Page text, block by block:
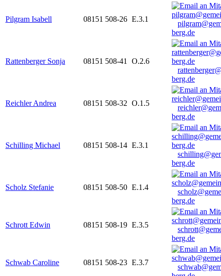
Pilgram Isabell 08151 508-26 E.3.1
berg.de
Rattenberger Sonja 08151 508-41
O.2.6
berg.de
Reichler Andrea 08151 508-32 O.1.5
berg.de
Schilling Michael 08151 508-14 E.3.1
berg.de
Scholz Stefanie 08151 508-50 E.1.4
berg.de
Schrott Edwin 08151 508-19 E.3.5
berg.de
Schwab Caroline 08151 508-23 E.3.7